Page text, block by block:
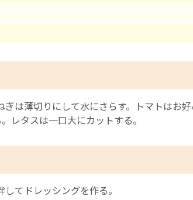
は薄切りにして水にさらす。トマトはお
レタスは一口大にカットする。
てドレッシングを作る。